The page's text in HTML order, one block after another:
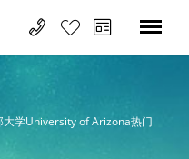
大学University of Arizona热门